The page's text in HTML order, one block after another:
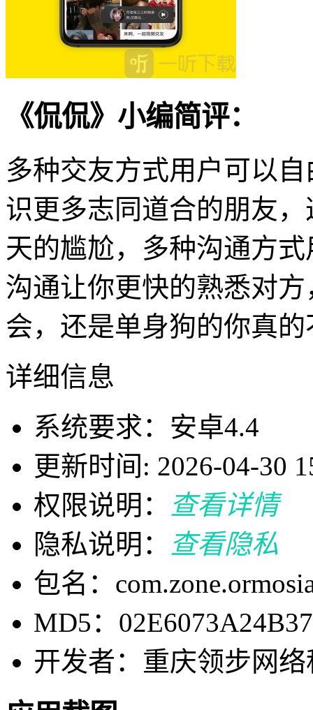
《侃侃》小编简评：
多种交友方式用户可以
识更多志同道合的朋友
天的尴尬，多种沟通方
沟通让你更快的熟悉对
会，还是单身狗的你真
详细信息
系统要求：安卓4.4
更新时间: 2026-04-30
权限说明：
查看详情
隐私说明：
查看隐私
包名：
MD5：
开发者：重庆领步网